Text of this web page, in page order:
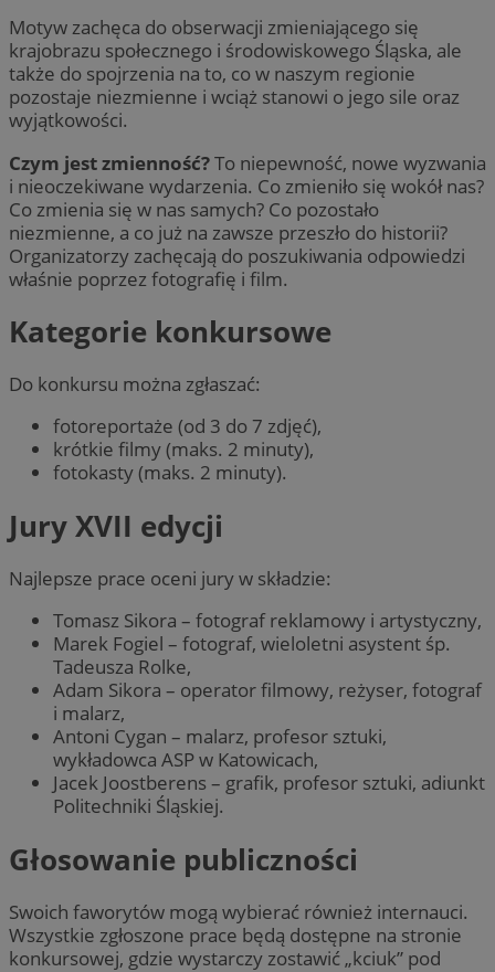
Motyw zachęca do obserwacji zmieniającego się
krajobrazu społecznego i środowiskowego Śląska, ale
także do spojrzenia na to, co w naszym regionie
pozostaje niezmienne i wciąż stanowi o jego sile oraz
wyjątkowości.
Czym jest zmienność?To niepewność, nowe wyzwania
i nieoczekiwane wydarzenia. Co zmieniło się wokół nas?
Co zmienia się w nas samych? Co pozostało
niezmienne, a co już na zawsze przeszło do historii?
Organizatorzy zachęcają do poszukiwania odpowiedzi
właśnie poprzez fotografię i film.
Kategorie konkursowe
Do konkursu można zgłaszać:
fotoreportaże (od 3 do 7 zdjęć),
krótkie filmy (maks. 2 minuty),
fotokasty (maks. 2 minuty).
Jury XVII edycji
Najlepsze prace oceni jury w składzie:
Tomasz Sikora – fotograf reklamowy i artystyczny,
Marek Fogiel – fotograf, wieloletni asystent śp.
Tadeusza Rolke,
Adam Sikora – operator filmowy, reżyser, fotograf
i malarz,
Antoni Cygan – malarz, profesor sztuki,
wykładowca ASP w Katowicach,
Jacek Joostberens – grafik, profesor sztuki, adiunkt
Politechniki Śląskiej.
Głosowanie publiczności
Swoich faworytów mogą wybierać również internauci.
Wszystkie zgłoszone prace będą dostępne na stronie
konkursowej, gdzie wystarczy zostawić „kciuk” pod